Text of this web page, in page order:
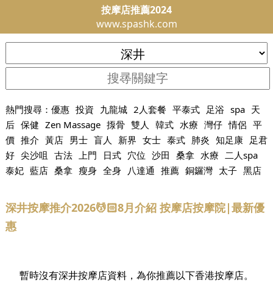
按摩店推薦2024
www.spashk.com
熱門搜尋： 優惠 投資 九龍城 2人套餐 平泰式 足浴 spa 天
后 保健 Zen Massage 揼骨 雙人 韓式 水療 灣仔 情侶 平
價 推介 黃店 男士 盲人 新界 女士 泰式 肺炎 知足康
足君
好 尖沙咀 古法 上門 日式 穴位 沙田 桑拿 水療
二人spa
泰妃 藍店 桑拿 瘦身 全身 八達通 推薦 銅鑼灣 太子 黑店
深井按摩推介2026💆🏻8月介紹 按摩店按摩院|最新優
惠
暫時沒有深井按摩店資料，為你推薦以下香港按摩店。